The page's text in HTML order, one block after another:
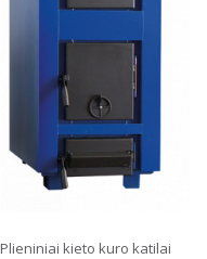
Plieniniai kieto kuro katilai